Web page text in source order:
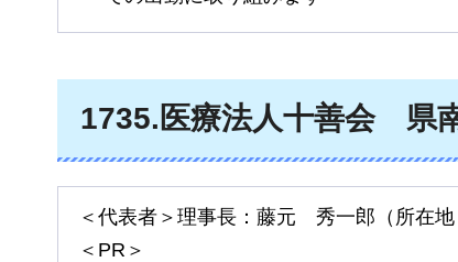
1735.医療法人十善会 県
＜代表者＞理事長：藤元 秀一郎 （所在
＜PR＞